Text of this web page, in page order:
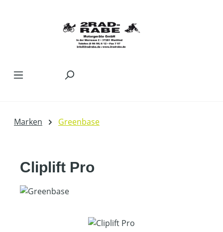
Marken Greenbase
Cliplift Pro
Bildergalerie überspringen